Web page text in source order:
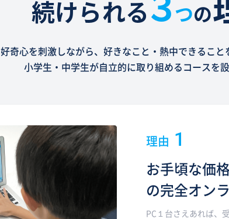
続けられる つの
好奇心を刺激しながら、好きなこと・熱中できること
小学生・中学生が自立的に取り組めるコースを
理由 1
お手頃な価
の完全オン
PC１台さえあれば、